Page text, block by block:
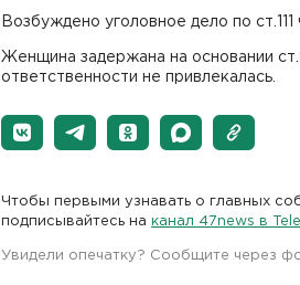
Возбуждено уголовное дело по ст.111
Женщина задержана на основании
ответственности не привлекалась.
Чтобы первыми узнавать о главных
подписывайтесь на канал 47news в
Увидели опечатку? Сообщите через